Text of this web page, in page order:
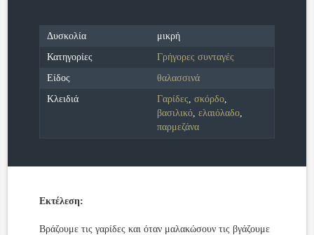
Δυσκολία
μικρή
Κατηγορίες
Γρήγορες συνταγές
Είδος
θαλασσινά
Κλειδιά
Γαρίδες, σκόρδο,
βασιλικό, ελαιόλαδο,
παρμεζάνα
Εκτέλεση:
Βράζουμε τις γαρίδες και όταν μαλακώσουν τις βγάζουμε